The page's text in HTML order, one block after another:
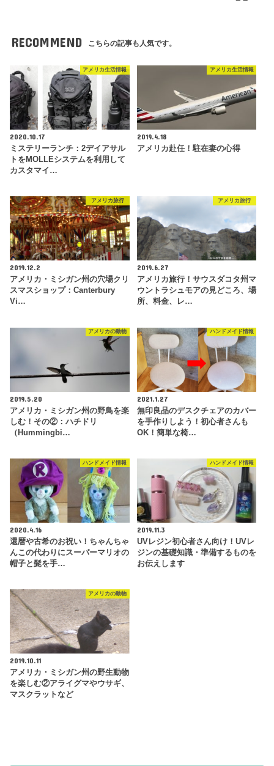
RECOMMEND こちらの記事も人気です。
アメリカ生活情報
2020.10.17
ミステリーランチ：2デイアサル
トをMOLLEシステムを利用して
カスタマイ…
アメリカ生活情報
2019.4.18
アメリカ赴任！駐在妻の心得
アメリカ旅行
2019.12.2
アメリカ・ミシガン州の穴場クリ
スマスショップ：Canterbury
Vi…
アメリカ旅行
2019.6.27
アメリカ旅行！サウスダコタ州マ
ウントラシュモアの見どころ、場
所、料金、レ…
アメリカの動物
2019.5.20
アメリカ・ミシガン州の野鳥を楽
しむ！その②：ハチドリ
（Hummingbi…
ハンドメイド情報
2021.1.27
無印良品のデスクチェアのカバー
を手作りしよう！初心者さんも
OK！簡単な椅…
ハンドメイド情報
2020.4.16
還暦や古希のお祝い！ちゃんちゃ
んこの代わりにスーパーマリオの
帽子と髭を手…
ハンドメイド情報
2019.11.3
UVレジン初心者さん向け！UVレ
ジンの基礎知識・準備するものを
お伝えします
アメリカの動物
2019.10.11
アメリカ・ミシガン州の野生動物
を楽しむ②アライグマやウサギ、
マスクラットなど